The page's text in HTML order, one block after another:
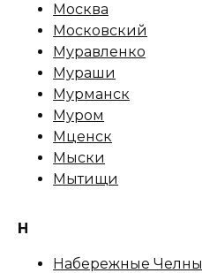
Москва
Московский
Муравленко
Мураши
Мурманск
Муром
Мценск
Мыски
Мытищи
Н
Набережные Челны